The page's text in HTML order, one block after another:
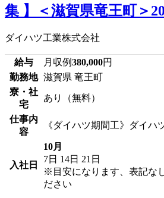
集 】＜滋賀県竜王町＞
ダイハツ工業株式会社
給与 月収例380,000円
勤務地 滋賀県 竜王町
寮・社
宅
あり（無料）
仕事内
容
《ダイハツ期間工》ダイハ
入社日
10月
7日 14日 21日
※目安になります、表記な
ださい